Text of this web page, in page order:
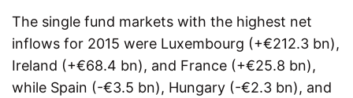
The single fund markets with the highest net
inflows for 2015 were Luxembourg (+€212.3 bn),
Ireland (+€68.4 bn), and France (+€25.8 bn),
while Spain (-€3.5 bn), Hungary (-€2.3 bn), and